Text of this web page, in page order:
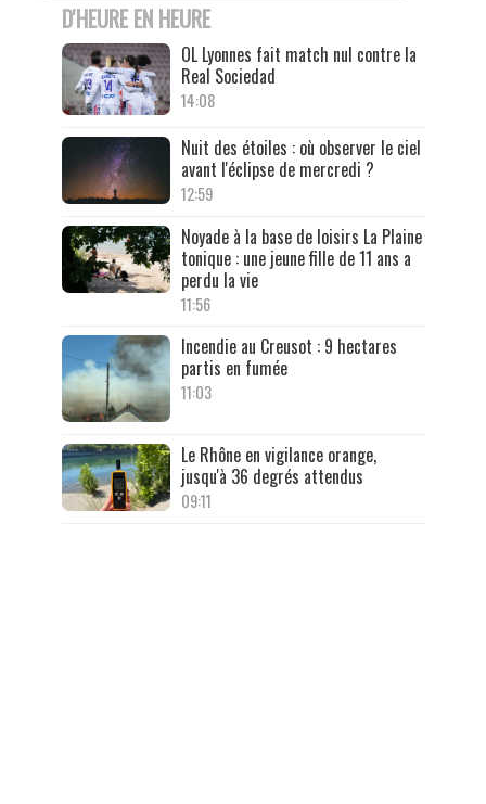
D'HEURE EN HEURE
OL Lyonnes fait match nul contre la
Real Sociedad
14:08
Nuit des étoiles : où observer le ciel
avant l'éclipse de mercredi ?
12:59
Noyade à la base de loisirs La Plaine
tonique : une jeune fille de 11 ans a
perdu la vie
11:56
Incendie au Creusot : 9 hectares
partis en fumée
11:03
Le Rhône en vigilance orange,
jusqu'à 36 degrés attendus
09:11